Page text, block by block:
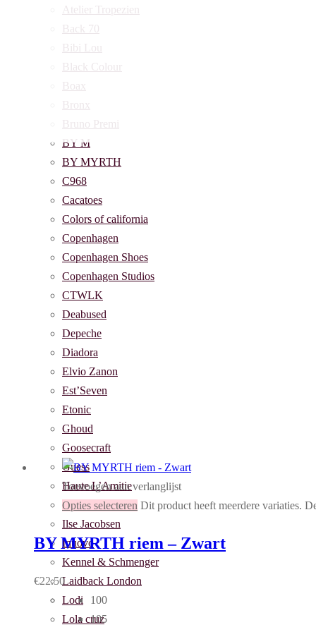
Atelier Tropezien
Back 70
Bibi Lou
Black Colour
Boax
Bronx
Bruno Premi
BY M
BY MYRTH
C968
Cacatoes
Colors of california
Copenhagen
Copenhagen Shoes
Copenhagen Studios
CTWLK
Deabused
Depeche
Diadora
Elvio Zanon
Est’Seven
Etonic
Ghoud
Goosecraft
Guess
Haute L’Amitie
HIP
Ilse Jacobsen
Inuovo
Kennel & Schmenger
Laidback London
Lodi
Lola cruz
Toevoegen aan verlanglijst
Opties selecteren Dit product heeft meerdere variaties.
BY MYRTH riem – Zwart
€22.50
100
105